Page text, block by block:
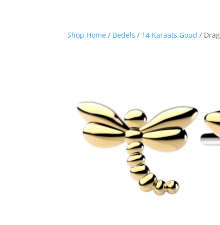
Shop Home / Bedels / 14 Karaats Goud /